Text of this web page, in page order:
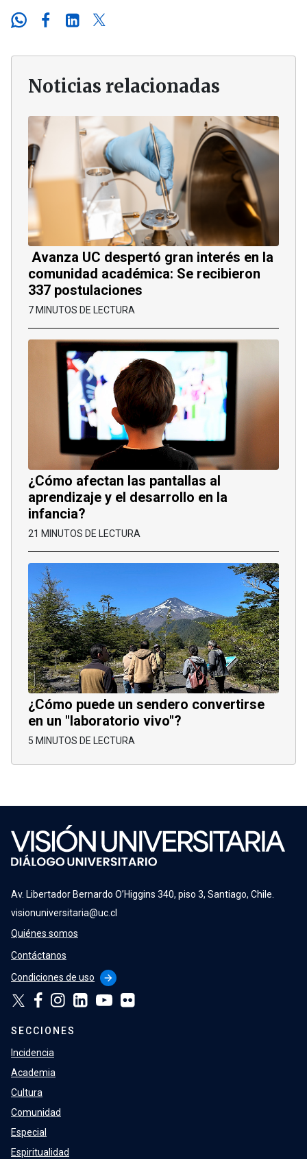
Noticias relacionadas
Avanza UC despertó gran interés en la
comunidad académica: Se recibieron
337 postulaciones
7 MINUTOS DE LECTURA
¿Cómo afectan las pantallas al
aprendizaje y el desarrollo en la
infancia?
21 MINUTOS DE LECTURA
¿Cómo puede un sendero convertirse
en un "laboratorio vivo"?
5 MINUTOS DE LECTURA
Av. Libertador Bernardo O’Higgins 340, piso 3, Santiago, Chile.
visionuniversitaria@uc.cl
Quiénes somos
Contáctanos
Condiciones de uso
arrow_forward
SECCIONES
Incidencia
Academia
Cultura
Comunidad
Especial
Espiritualidad